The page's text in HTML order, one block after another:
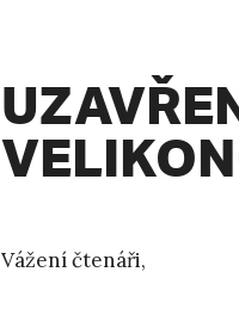
Vážení čtenáři,